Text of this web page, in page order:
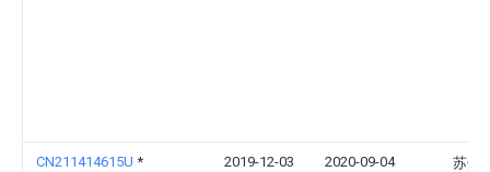
CN211414615U * 2019-12-03 2020-09-04
苏州